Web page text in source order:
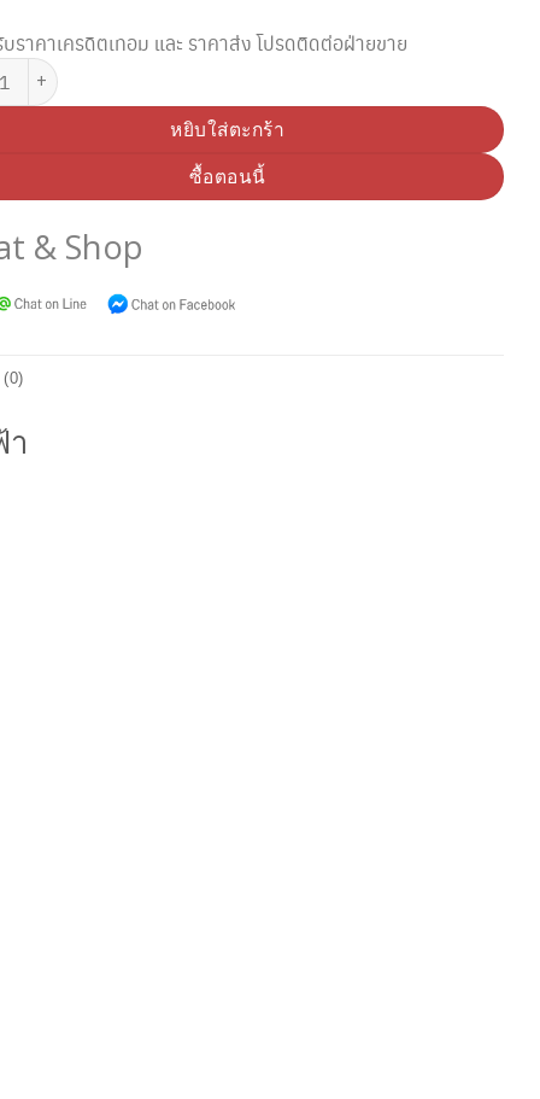
ราคาเครดิตเทอม และ ราคาส่ง โปรดติดต่อฝ่ายขาย
CARTRIDGE 331 C ตลับหมึกโทนเนอร์ สีฟ้า ชิ้น
หยิบใส่ตะกร้า
ซื้อตอนนี้
& Shop
า